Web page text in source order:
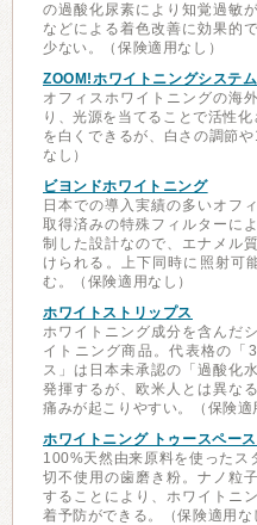
の過酸化尿素により知覚過敏
などによる着色改善に効果的
少ない。（保険適用なし）
ZOOM!ホワイトニングシステム
オフィスホワイトニングの海
り、光源を当てることで活性
を白くできるが、白さの調節
なし）
ビヨンドホワイトニング
日本での導入実績の多いオフ
取得済みの特殊フィルターに
制した設計なので、エナメル
けられる。上下同時に照射可
む。（保険適用なし）
ホワイトストリップス
ホワイトニング成分を含んだ
イトニング商品。代表格の
ス」は日本未承認の「過酸化
発揮するが、欧米人とは異な
痛みが起こりやすい。（保険適
ホワイトニング トゥースペース
100%天然由来原料を使ったス
切不使用の歯磨き粉。ナノ粒
することにより、ホワイトニ
着予防ができる。（保険適用な